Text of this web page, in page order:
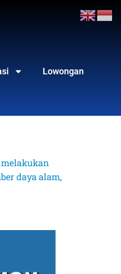
Lowongan
daya alam,